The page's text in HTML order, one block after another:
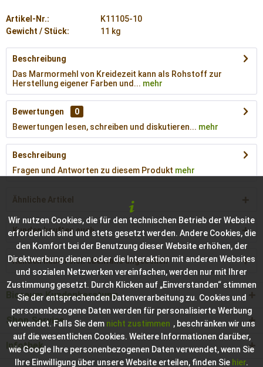
Artikel-Nr.:
K11105-10
Gewicht / Stück:
11 kg
Beschreibung
Das Marmormehl von Kreidezeit kann als Rohstoff zur
Herstellung eigener Farben und... mehr
Bewertungen
0
Bewertungen lesen, schreiben und diskutieren... mehr
Beschreibung
Fragen und Antworten zu diesem Produkt mehr
Ähnliche Artikel
Kunden kauften auch
Kunden haben sich ebenfalls angesehen
Bioraum Kundenberatung
Shop Service
Infothek
Wir nutzen Cookies, die für den technischen Betrieb der Website
erforderlich sind und stets gesetzt werden. Andere Cookies, die
den Komfort bei der Benutzung dieser Website erhöhen, der
Direktwerbung dienen oder die Interaktion mit anderen Websites
und sozialen Netzwerken vereinfachen, werden nur mit Ihrer
Zustimmung gesetzt. Durch Klicken auf „Einverstanden“ stimmen
Sie der entsprechenden Datenverarbeitung zu. Cookies und
personenbezogene Daten werden für personalisierte Werbung
verwendet. Falls Sie dem nicht zustimmen , beschränken wir uns
auf die wesentlichen Cookies. Weitere Informationen darüber,
wie Google Ihre personenbezogenen Daten verwendet, wenn Sie
Ihre Einwilligung über unsere Website erteilen, finden Sie hier.